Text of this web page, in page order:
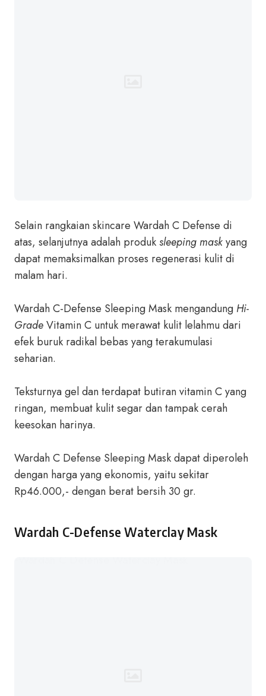
Selain rangkaian skincare Wardah C Defense di
atas, selanjutnya adalah produksleeping maskyang
dapat memaksimalkan proses regenerasi kulit di
malam hari.
Wardah C-Defense Sleeping Mask mengandung Hi-
GradeVitamin C untuk merawat kulit lelahmu dari
efek buruk radikal bebas yang terakumulasi
seharian.
Teksturnya gel dan terdapat butiran vitamin C yang
ringan, membuat kulit segar dan tampak cerah
keesokan harinya.
Wardah C Defense Sleeping Mask dapat diperoleh
dengan harga yang ekonomis, yaitu sekitar
Rp46.000,- dengan berat bersih 30 gr.
Wardah C-Defense Waterclay Mask